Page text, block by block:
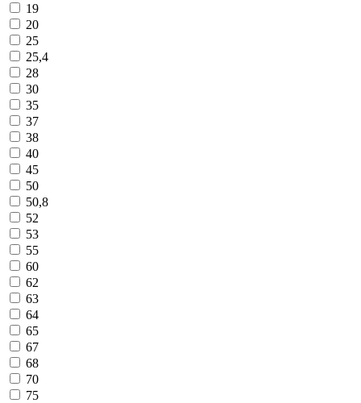
19
20
25
25,4
28
30
35
37
38
40
45
50
50,8
52
53
55
60
62
63
64
65
67
68
70
75